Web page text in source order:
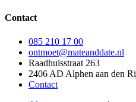
Contact
085 210 17 00
ontmoet@mateanddate.nl
Raadhuisstraat 263
2406 AD Alphen aan den
Contact